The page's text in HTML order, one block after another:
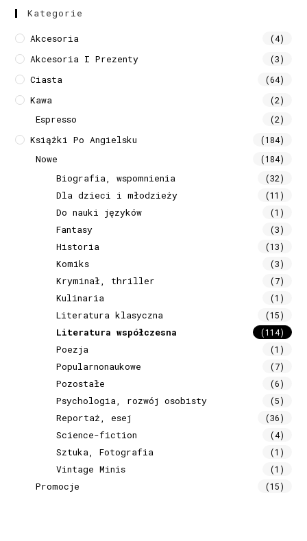
Kategorie
Akcesoria (4)
Akcesoria I Prezenty (3)
Ciasta (64)
Kawa (2)
Espresso (2)
Książki Po Angielsku (184)
Nowe (184)
Biografia, wspomnienia (32)
Dla dzieci i młodzieży (11)
Do nauki języków (1)
Fantasy (3)
Historia (13)
Komiks (3)
Kryminał, thriller (7)
Kulinaria (1)
Literatura klasyczna (15)
Literatura współczesna (114)
Poezja (1)
Popularnonaukowe (7)
Pozostałe (6)
Psychologia, rozwój osobisty (5)
Reportaż, esej (36)
Science-fiction (4)
Sztuka, Fotografia (1)
Vintage Minis (1)
Promocje (15)